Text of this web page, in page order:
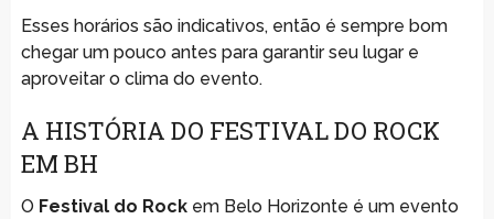
Esses horários são indicativos, então é sempre bom
chegar um pouco antes para garantir seu lugar e
aproveitar o clima do evento.
A HISTÓRIA DO FESTIVAL DO ROCK
EM BH
O Festival do Rockem Belo Horizonte é um evento